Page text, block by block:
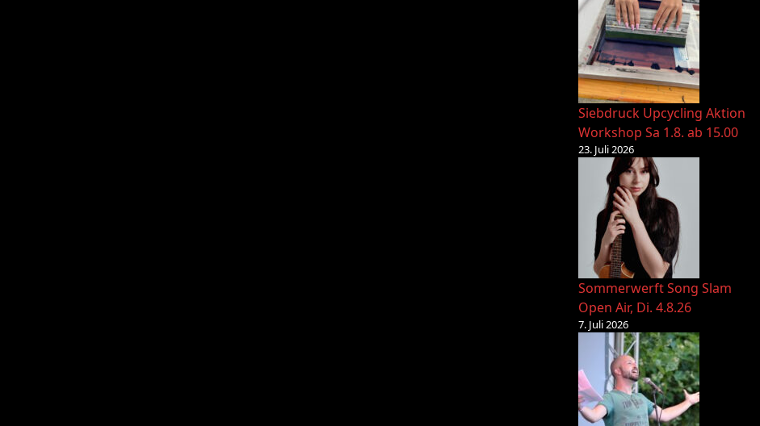
Siebdruck Upcycling Aktion
Workshop Sa 1.8. ab 15.00
23. Juli 2026
Sommerwerft Song Slam
Open Air, Di. 4.8.26
7. Juli 2026